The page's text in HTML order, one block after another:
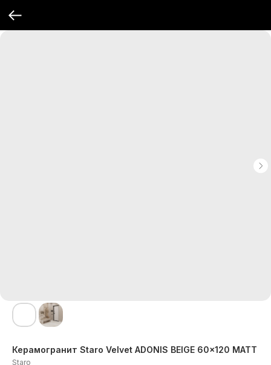
Керамогранит Staro Velvet ADONIS BEIGE 60x120 MATT
Staro